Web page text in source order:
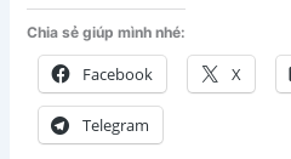
Chia sẻ giúp mình nhé:
Facebook X
Telegram